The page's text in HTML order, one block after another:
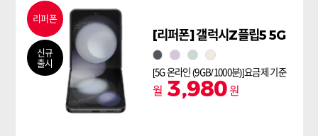
리퍼폰
신규
출시
[리퍼폰] 갤럭시Z플립5 5G
그라파이트
라벤더민트
크림
[5G 온라인 (9GB/1000분)]요금제 기준
월 3,980원